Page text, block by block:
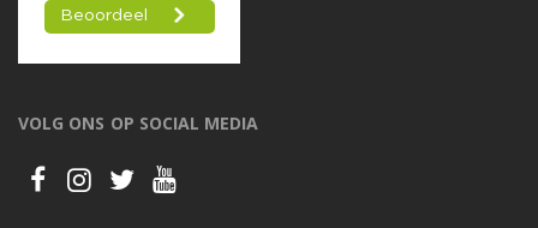
VOLG ONS OP SOCIAL MEDIA